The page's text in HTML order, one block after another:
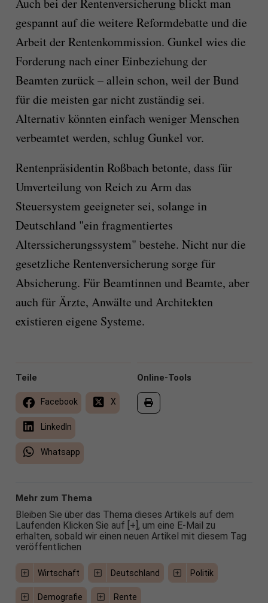
Auch bei der Rentenversicherung blickt man
gespannt auf die weitere Reformdebatte und die
Arbeit der Rentenkommission. Gunkel wies die
Forderung nach einer Einbeziehung der
Beamten zurück – allein schon, weil der Bund
für die meisten gar nicht zuständig sei.
Alternativ könnten einfach weniger Menschen
verbeamtet werden, schlug Gunkel vor.
Rentenpräsidentin Roßbach betonte, dass für
Umverteilung von Reich zu Arm das
Steuersystem geeigneter sei, solange in
Deutschland "ein fragmentiertes
Alterssicherungssystem" bestehe. Nicht nur die
gesetzliche Rentenversicherung sorge für
Absicherung. Für Beamtinnen und Beamte, aber
auch für Ärzte, Anwälte und Architekten
existieren eigene Systeme.
Online-Tools
Teile
Facebook X
LinkedIn
Whatsapp
Mehr zum Thema
Bleiben Sie über das Thema dieses Artikels auf dem
Laufenden Klicken Sie auf [+], um eine E-Mail zu
erhalten, sobald wir einen neuen Artikel mit diesem Tag
veröffentlichen
Wirtschaft Deutschland Politik
Demografie Rente